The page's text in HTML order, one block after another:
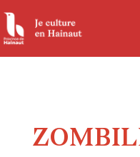
Panneau de gestion